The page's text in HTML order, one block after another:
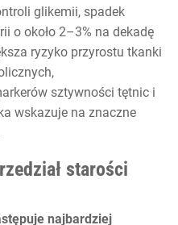
glikemii, spadek
o około 2–3% na dekadę
ryzyko przyrostu tkanki
sztywności tętnic i
wskazuje na znaczne
starości
najbardziej